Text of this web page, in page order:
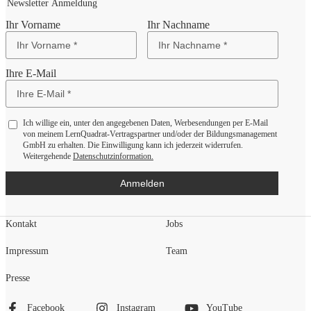
Newsletter Anmeldung
Ihr Vorname Ihr Nachname
Ihre E-Mail
Ich willige ein, unter den angegebenen Daten, Werbesendungen per E-Mail
von meinem LernQuadrat-Vertragspartner und/oder der Bildungsmanagement
GmbH zu erhalten. Die Einwilligung kann ich jederzeit widerrufen.
Weitergehende Datenschutzinformation.
Anmelden
Kontakt
Impressum
Presse
Jobs
Team
Facebook Instagram YouTube